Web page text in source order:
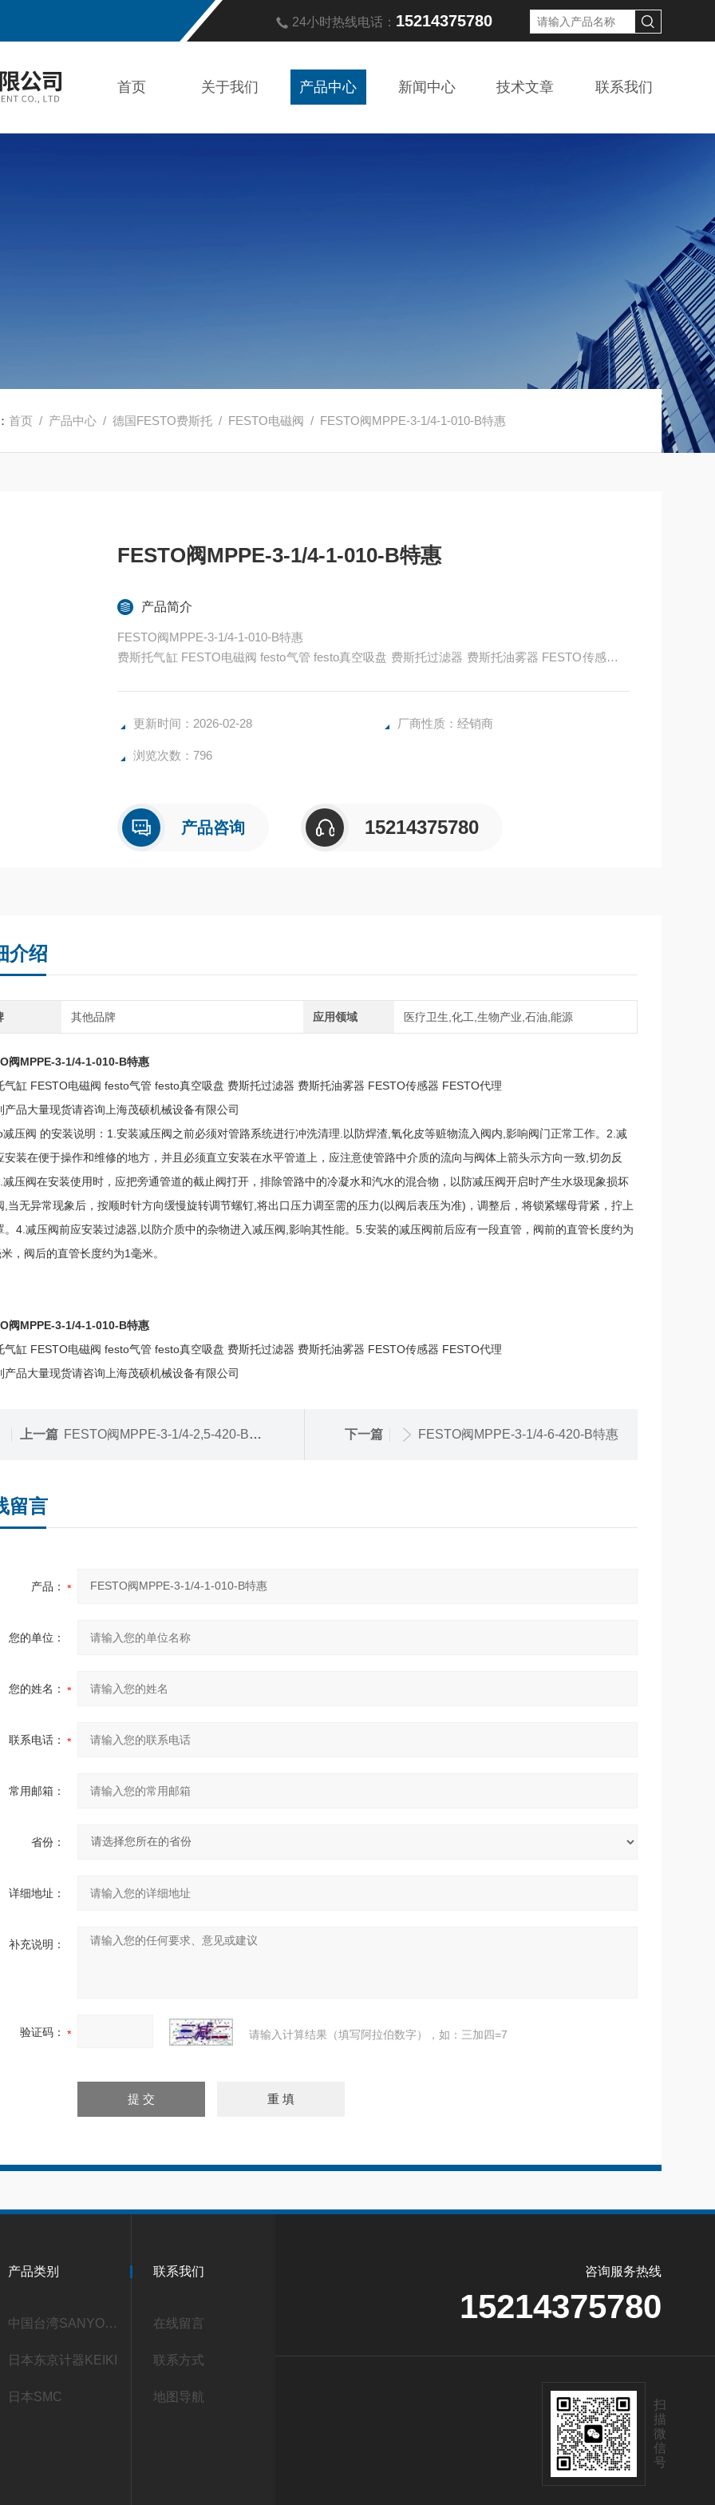
24小时热线电话： 15214375780
首页 关于我们 产品中心 新闻中心 技术文章 联系我们
首页 / 产品中心 /德国FESTO费斯托 / FESTO电磁阀 / FESTO阀MPPE-3-1/4-1-010-B特惠
FESTO阀MPPE-3-1/4-1-010-B特惠
产品简介
FESTO阀MPPE-3-1/4-1-010-B特惠
费斯托气缸 FESTO电磁阀 festo气管 festo真空吸盘 费斯托过滤器 费斯托油雾器 FESTO传感器 F
更新时间：2026-02-28
厂商性质：经销商
浏览次数：796
产品咨询 15214375780
介绍
其他品牌 应用领域 医疗卫生,化工,生物产业,石油,能源
阀MPPE-3-1/4-1-010-B特惠
气缸 FESTO电磁阀 festo气管 festo真空吸盘 费斯托过滤器 费斯托油雾器 FESTO传感器 FESTO代理
产品大量现货请咨询上海茂硕机械设备有限公司
压阀 的安装说明：1.安装减压阀之前必须对管路系统进行冲洗清理.以防焊渣,氧化皮等赃物流入阀内,影响阀门正常工作。2.减
安装在便于操作和维修的地方，并且必须直立安装在水平管道上，应注意使管路中介质的流向与阀体上箭头示方向一致,切勿反
减压阀在安装使用时，应把旁通管道的截止阀打开，排除管路中的冷凝水和汽水的混合物，以防减压阀开启时产生水圾现象损坏
,当无异常现象后，按顺时针方向缓慢旋转调节螺钉,将出口压力调至需的压力(以阀后表压为准)，调整后，将锁紧螺母背紧，拧上
。4.减压阀前应安装过滤器,以防介质中的杂物进入减压阀,影响其性能。5.安装的减压阀前后应有一段直管，阀前的直管长度约为
，阀后的直管长度约为1毫米。
阀MPPE-3-1/4-1-010-B特惠
气缸 FESTO电磁阀 festo气管 festo真空吸盘 费斯托过滤器 费斯托油雾器 FESTO传感器 FESTO代理
产品大量现货请咨询上海茂硕机械设备有限公司
上一篇 FESTO阀MPPE-3-1/4-2,5-420-B特惠 下一篇 FESTO阀MPPE-3-1/4-6-420-B特惠
留言
产品：
您的单位：
您的姓名：
联系电话：
常用邮箱：
省份：
详细地址：
补充说明：
验证码： 请输入计算结果（填写阿拉伯数字），如：三加四=7
产品类别
中国台湾SANYOU三友
日本东京计器KEIKI
日本SMC
联系我们
在线留言
联系方式
地图导航
咨询服务热线
15214375780
扫
描
微
信
号